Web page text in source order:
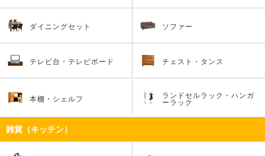
ダイニングセット ソファー
テレビ台・テレビボード チェスト・タンス
本棚・シェルフ
ランドセルラック・ハンガ
ーラック
雑貨（キッチン）